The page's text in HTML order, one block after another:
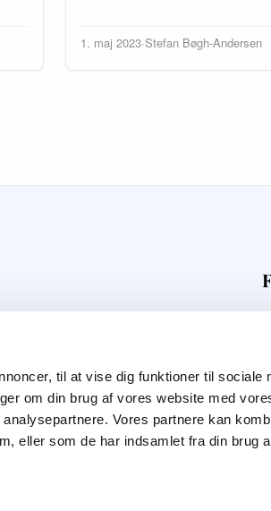
til at vise dig funktioner til sociale
om din brug af vores website med
Vores partnere kan
eller som de har indsamlet fra din brug
1. maj 2023·Stefan Bøgh-Andersen